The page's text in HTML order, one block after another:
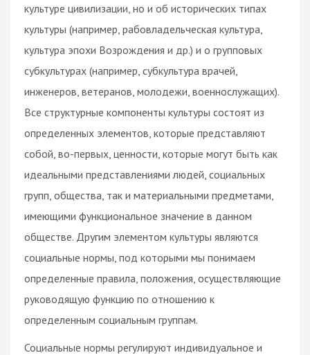
культуре цивилизации, но и об исторических типах
культуры (например, рабовладельческая культура,
культура эпохи Возрождения и др.) и о групповых
субкультурах (например, субкультура врачей,
инженеров, ветеранов, молодежи, военнослужащих).
Все структурные компоненты культуры состоят из
определенных элементов, которые представляют
собой, во-первых, ценности, которые могут быть как
идеальными представлениями людей, социальных
групп, общества, так и материальными предметами,
имеющими функциональное значение в данном
обществе. Другим элементом культуры являются
социальные нормы, под которыми мы понимаем
определенные правила, положения, осуществляющие
руководящую функцию по отношению к
определенным социальным группам.
Социальные нормы регулируют индивидуальное и